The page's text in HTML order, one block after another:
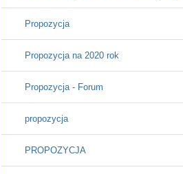
Propozycja
Propozycja na 2020 rok
Propozycja - Forum
propozycja
PROPOZYCJA